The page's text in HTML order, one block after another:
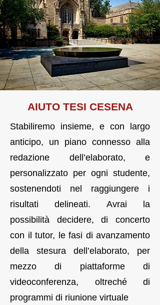
AIUTO TESI CESENA
Stabiliremo insieme, e con largo
anticipo, un piano connesso alla
redazione dell’elaborato, e
personalizzato per ogni studente,
sostenendoti nel raggiungere i
risultati delineati. Avrai la
possibilità decidere, di concerto
con il tutor, le fasi di avanzamento
della stesura dell’elaborato, per
mezzo di piattaforme di
videoconferenza, oltreché di
programmi di riunione virtuale